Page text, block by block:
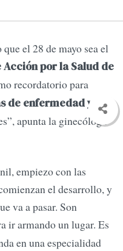
el 28 de mayo sea el
por la Salud de
recordatorio para
de enfermedad y
apunta la ginecóloga
empiezo con las
el desarrollo, y
va a pasar. Son
ir armando un lugar. Es
en una especialidad